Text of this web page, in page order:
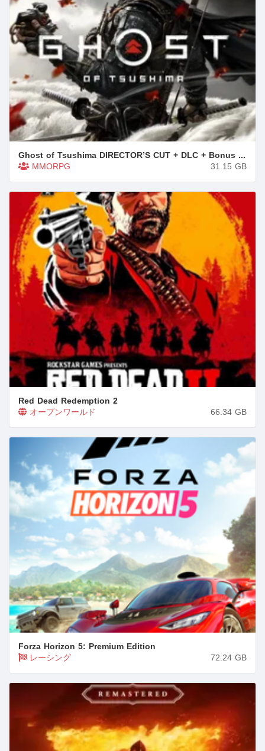
Ghost of Tsushima DIRECTOR’S CUT + DLC + Bonus Content + Multiplayer
MMORPG 31.15 GB
Red Dead Redemption 2
オープンワールド 66.34GB
Forza Horizon 5: Premium Edition
レーシング 72.24GB